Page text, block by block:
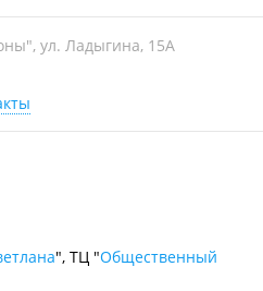
ул. Ладыгина, 15А
", ТЦ "Общественный